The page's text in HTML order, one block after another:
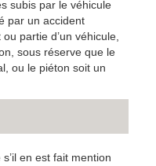
subis par le véhicule
par un accident
partie d’un véhicule,
sous réserve que le
ou le piéton soit un
en est fait mention